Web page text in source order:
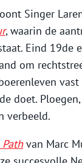
Singer
, waarin de
Eind 19de
om
doet.
verbeeld.
van Marc